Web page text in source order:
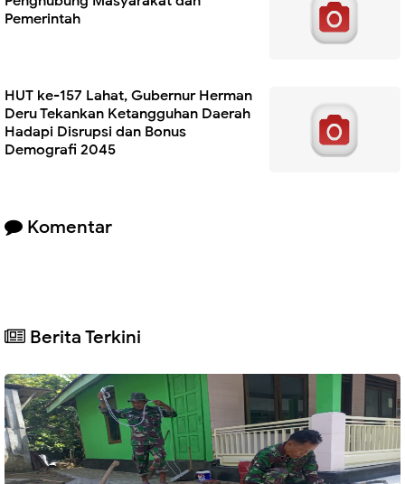
Pemerintah
HUT ke-157 Lahat, Gubernur Herman
Deru Tekankan Ketangguhan Daerah
Hadapi Disrupsi dan Bonus
Demografi 2045
Komentar
Berita Terkini